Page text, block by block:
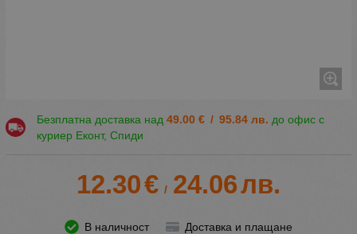
Безплатна доставка над 49.00 € / 95.84 лв. до офис с
куриер Еконт, Спиди
12.30€ / 24.06лв.
В наличност Доставка и плащане